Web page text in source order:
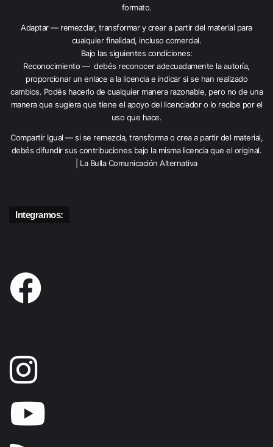
formato.
Adaptar — remezclar, transformar y crear a partir del material para
cualquier finalidad, incluso comercial.
Bajo las siguientes condiciones:
Reconocimiento — debés reconocer adecuadamente la autoría,
proporcionar un enlace a la licencia e indicar si se han realizado
cambios. Podés hacerlo de cualquier manera razonable, pero no de una
manera que sugiera que tiene el apoyo del licenciador o lo recibe por el
uso que hace.
Compartir Igual — si se remezcla, transforma o crea a partir del material,
debés difundir sus contribuciones bajo la misma licencia que el original.
| La Bulla Comunicación Alternativa
Integramos: